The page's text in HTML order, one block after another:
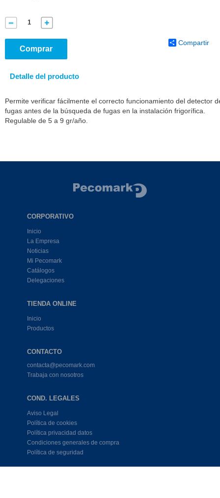
Comprar
Compartir
Detalle del producto
Permite verificar fácilmente el correcto funcionamiento del detector
fugas antes de la búsqueda de fugas en la instalación frigorífica.
Regulable de 5 a 9 gr/año.
CORPORATIVO
Inicio
La Empresa
Noticias
Mi Pecomark
Catálogos
Delegaciones
TIENDA ONLINE
Inicio
Productos
CONTACTO
contacta@pecomark.com
Trabaja con nosotros
COND. LEGALES
Aviso Legal
Política de cookies
Política privacidad datos
Condiciones generales de compra
Política de seguridad